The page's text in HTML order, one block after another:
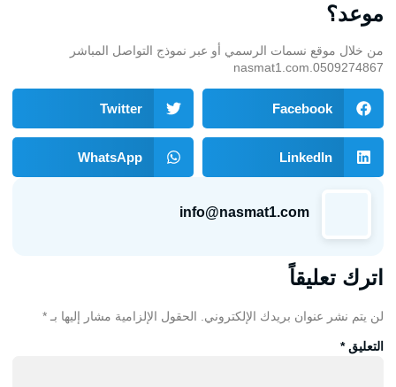
موعد؟
من خلال موقع نسمات الرسمي أو عبر نموذج التواصل المباشر
nasmat1.com .0509274867
Facebook
Twitter
LinkedIn
WhatsApp
info@nasmat1.com
اترك تعليقاً
لن يتم نشر عنوان بريدك الإلكتروني. الحقول الإلزامية مشار إليها بـ *
التعليق*